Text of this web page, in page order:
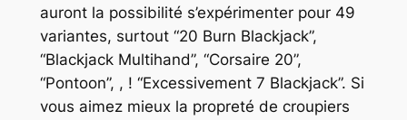
auront la possibilité s’expérimenter pour 49
variantes, surtout “20 Burn Blackjack”,
“Blackjack Multihand”, “Corsaire 20”,
“Pontoon”, , ! “Excessivement 7 Blackjack”. Si
vous aimez mieux la propreté de croupiers